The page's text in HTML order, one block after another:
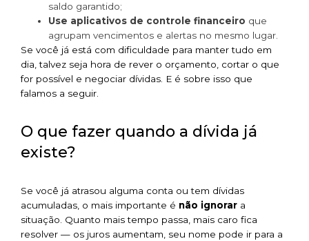
saldo garantido;
Use aplicativos de controle financeiro que
agrupam vencimentos e alertas no mesmo lugar.
Se você já está com dificuldade para manter tudo em
dia, talvez seja hora de rever o orçamento, cortar o que
for possível e negociar dívidas. E é sobre isso que
falamos a seguir.
O que fazer quando a dívida já
existe?
Se você já atrasou alguma conta ou tem dívidas
acumuladas, o mais importante é não ignorar a
situação. Quanto mais tempo passa, mais caro fica
resolver — os juros aumentam, seu nome pode ir para a